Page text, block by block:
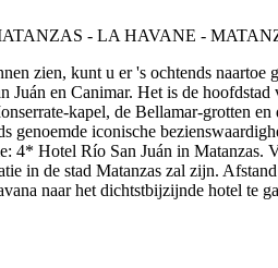
zien, kunt u er 's ochtends
en Canimar. Het is de
kapel, de Bellamar-grotten
genoemde iconische
4* Hotel Río San Juán in
in de stad Matanzas zal zijn.
naar het dichtstbijzijnde hotel te